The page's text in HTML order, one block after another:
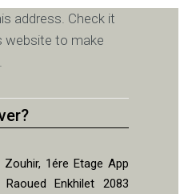
address. Check it
website to make
1ére Etage App
Enkhilet 2083